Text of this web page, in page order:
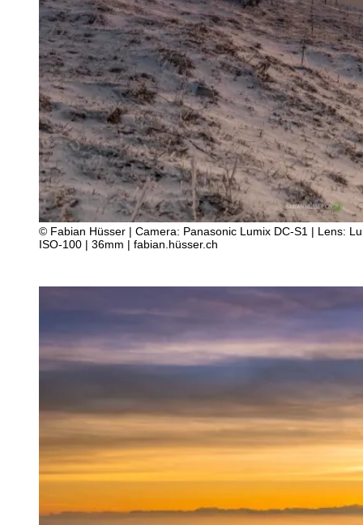
© Fabian Hüsser | Camera: Panasonic Lumix DC-S1 | Lens:
ISO-100 | 36mm | fabian.hüsser.ch